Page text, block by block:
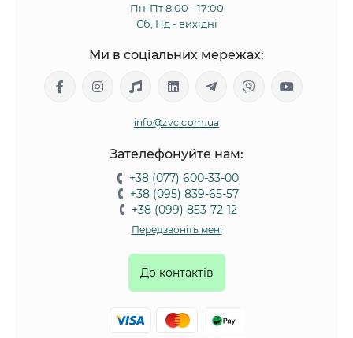
Пн-Пт 8:00 - 17:00
Сб, Нд - вихідні
Ми в соціальних мережах:
info@zvc.com.ua
Зателефонуйте нам:
+38 (077) 600-33-00
+38 (095) 839-65-57
+38 (099) 853-72-12
Передзвоніть мені
До контактів